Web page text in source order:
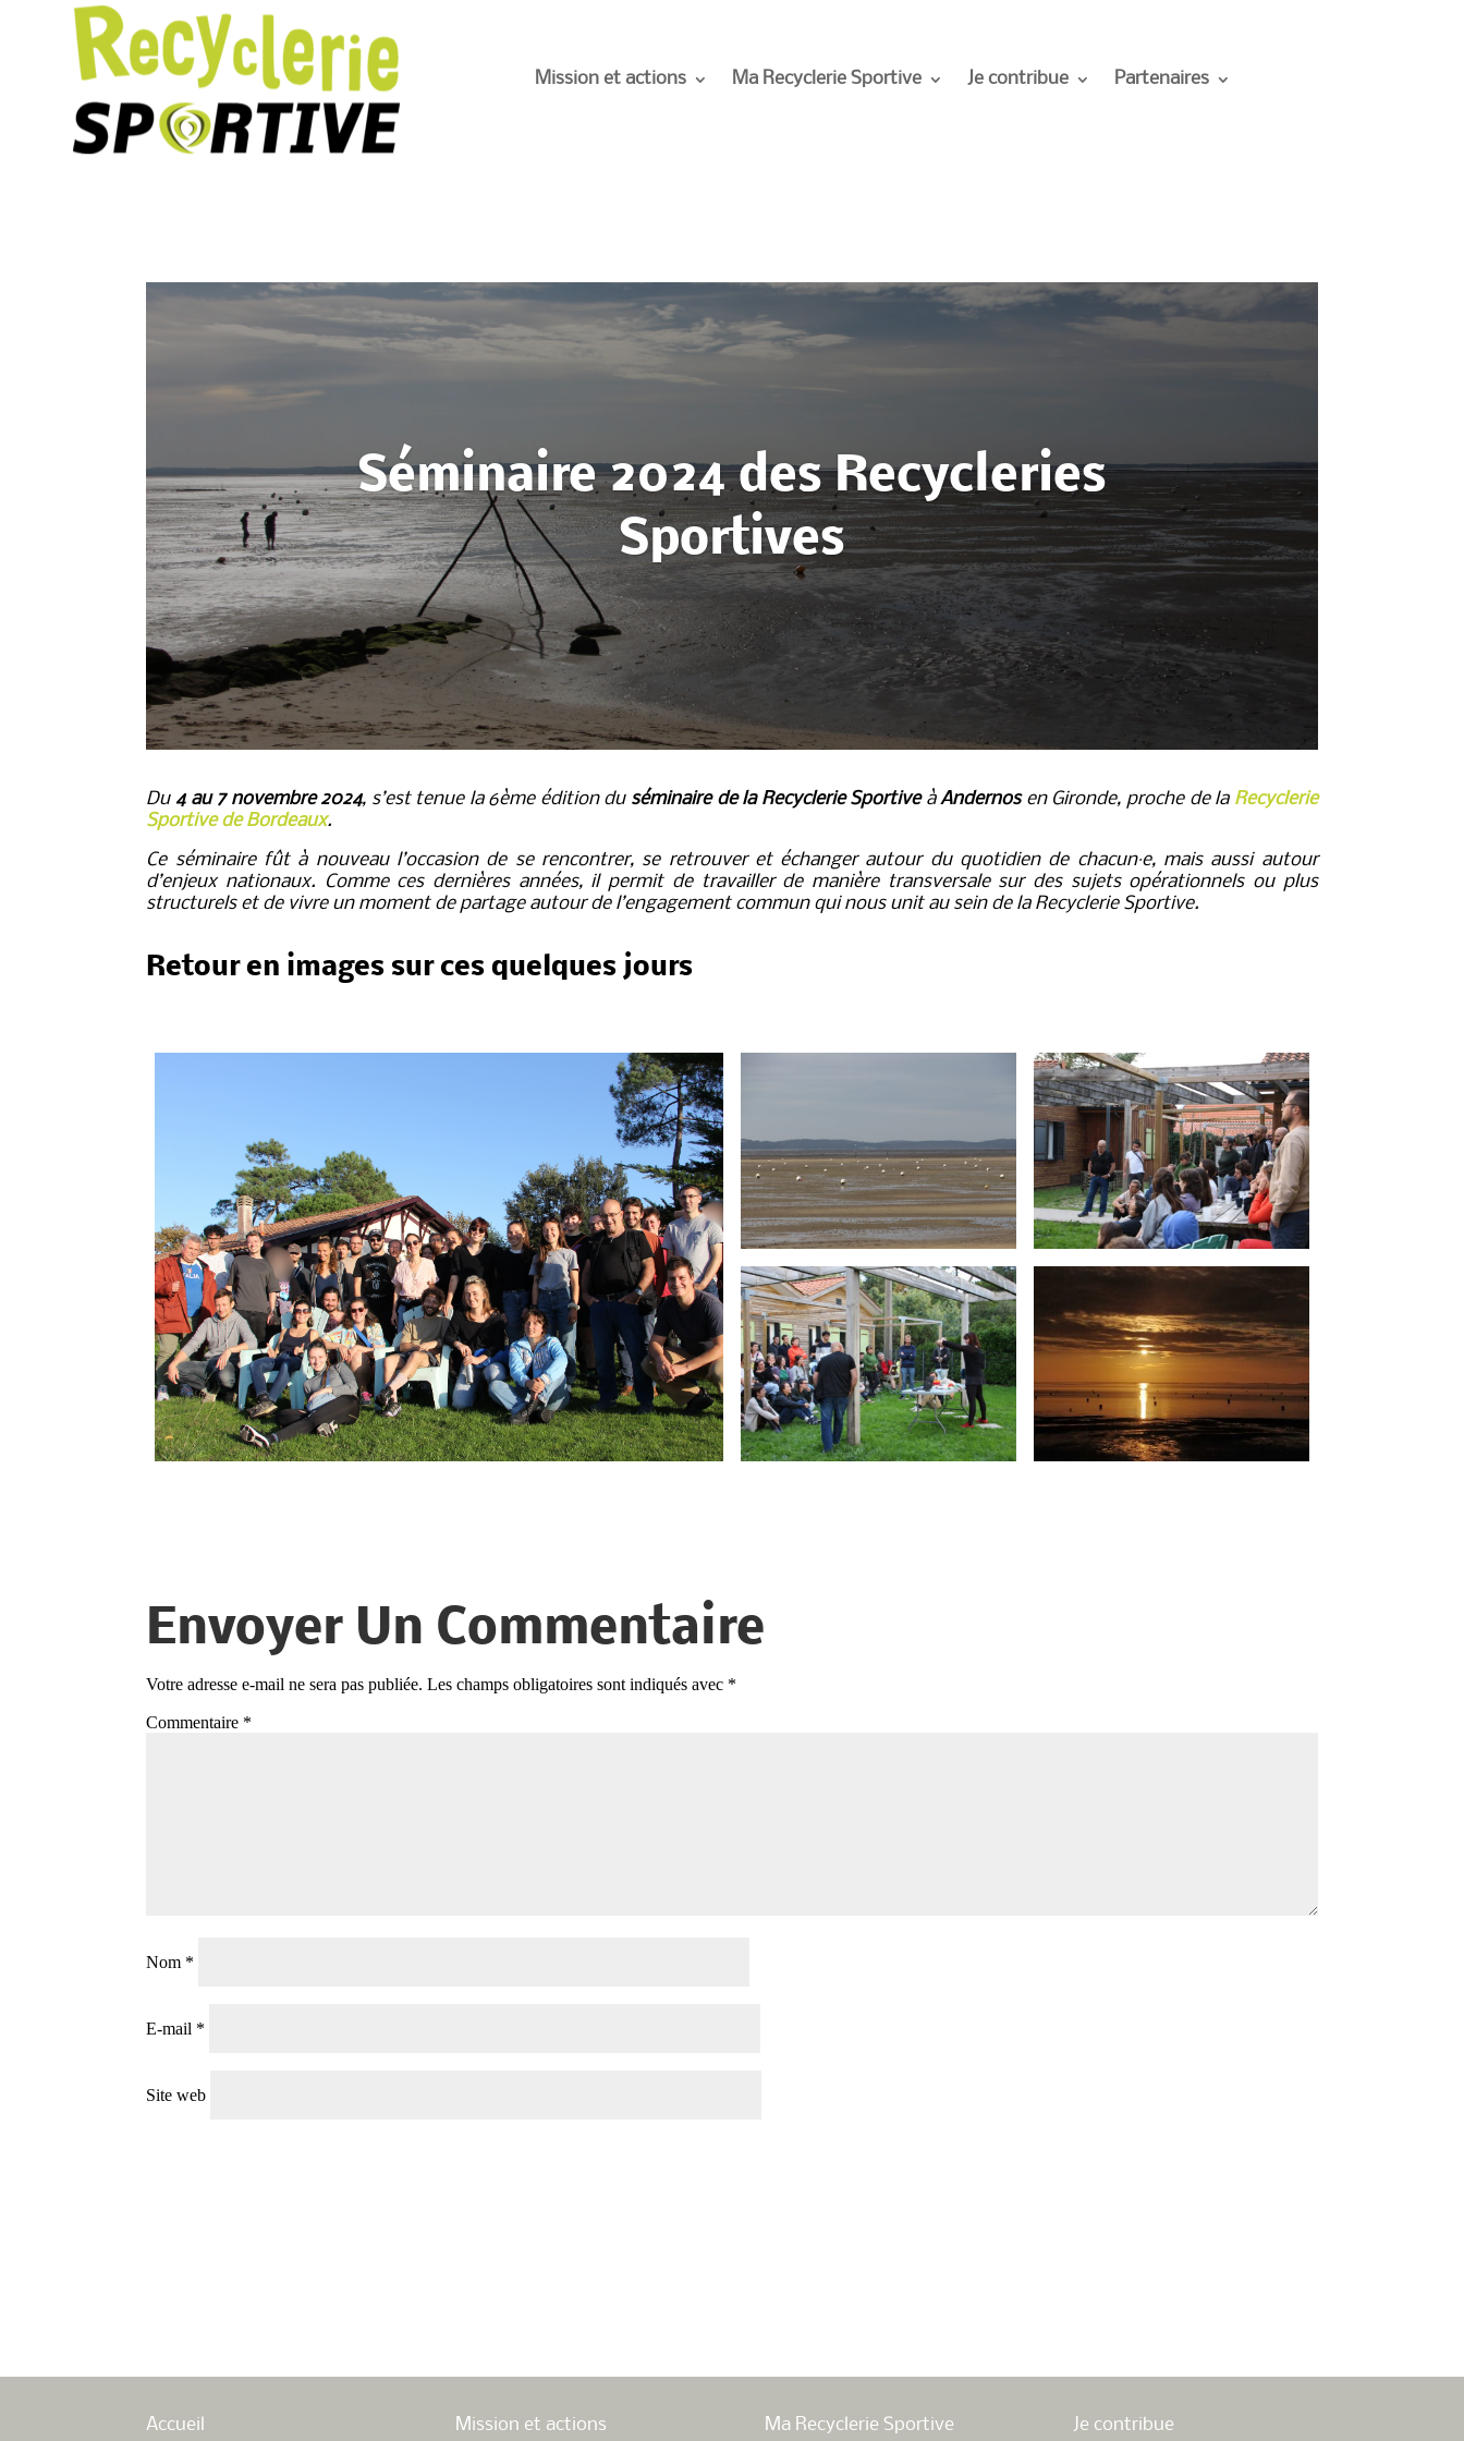
Mission et actions Ma Recyclerie Sportive Je contribue Partenaires
Séminaire 2024 des Recycleries
Sportives
Du4 au 7 novembre 2024, s’est tenue la 6ème édition du séminaire de la Recyclerie SportiveàAndernosen Gironde, proche de la Recyclerie
Sportive de Bordeaux.
Ce séminaire fût à nouveau l’occasion de se rencontrer, se retrouver et échanger autour du quotidien de chacun·e, mais aussi autour
d’enjeux nationaux. Comme ces dernières années, il permit de travailler de manière transversale sur des sujets opérationnels ou plus
structurels et de vivre un moment de partage autour de l’engagement commun qui nous unit au sein de la Recyclerie Sportive.
Retour en images sur ces quelques jours
Envoyer Un Commentaire
Votre adresse e-mail ne sera pas publiée. Les champs obligatoires sont indiqués avec *
Commentaire *
Nom *
E-mail *
Site web
Accueil Mission et actions Ma Recyclerie Sportive Je contribue